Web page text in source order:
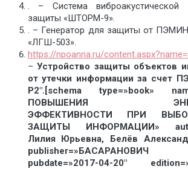
. – Cистема виброакустической
защиты «ШТОРМ-9».
. – Генератор для защиты от
«ЛГШ-503».
https://npoanna.ru/
–Устройство защиты объектов
от утечки информации за счет
Р2″.[schema type=»book»
ПОВЫШЕНИЯ
ЭФФЕКТИВНОСТИ ПРИ
ЗАЩИТЫ ИНФОРМАЦИИ»
Лилия Юрьевна, Белёв
publisher=»БАСАРАНОВИЧ
pubdate=»2017-04-20″